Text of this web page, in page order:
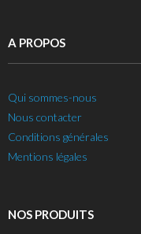
A PROPOS
Qui sommes-nous
Nous contacter
Conditions générales
Mentions légales
NOS PRODUITS